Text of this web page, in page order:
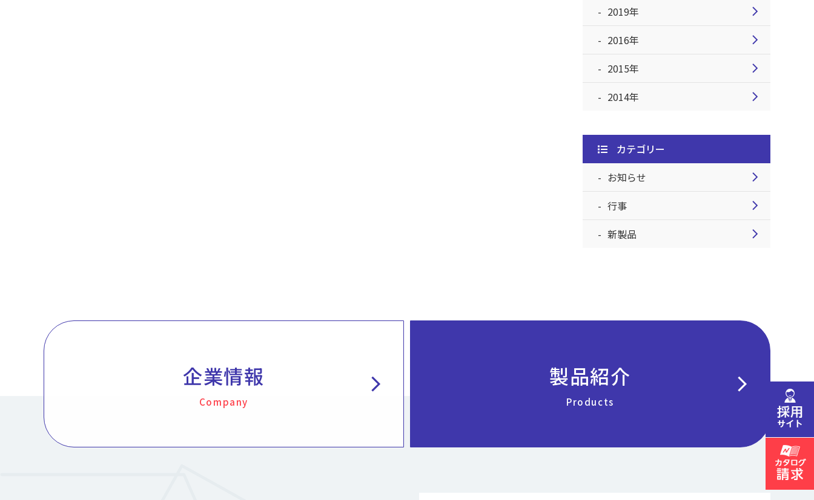
2019年 chevron_right
2016年 chevron_right
2015年 chevron_right
2014年 chevron_right
カテゴリー
お知らせ
chevron_right
行事 chevron_right
新製品 chevron_right
企業情報
Company chevron_right 製品紹介
Products chevron_right